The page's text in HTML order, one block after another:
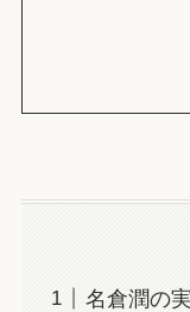
名倉潤の